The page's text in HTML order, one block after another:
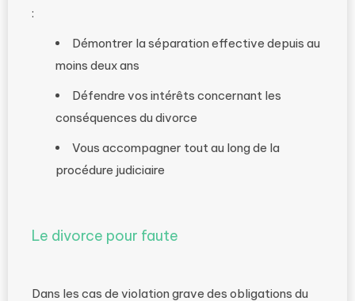
:
Démontrer la séparation effective depuis au
moins deux ans
Défendre vos intérêts concernant les
conséquences du divorce
Vous accompagner tout au long de la
procédure judiciaire
Le divorce pour faute
Dans les cas de violation grave des obligations du